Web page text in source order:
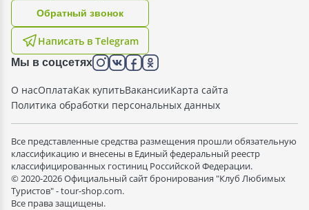
Написать в Telegram
Oбратный звонок
Мы в соцсетях
О насОплатаКак купитьВакансииКарта сайта
Политика обработки персональных данных
Все представленные средства размещения прошли обязательную
классификацию и внесены в Единый федеральный реестр
классифицированных гостиниц Российской Федерации.
© 2020-2026 Официальный сайт бронирования "Клуб Любимых
Туристов" - tour-shop.com.
Все права защищены.